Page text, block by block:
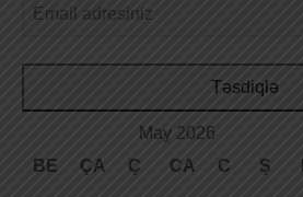
Təsdiqlə
May 2026
BE
ÇA Ç CA C Ş